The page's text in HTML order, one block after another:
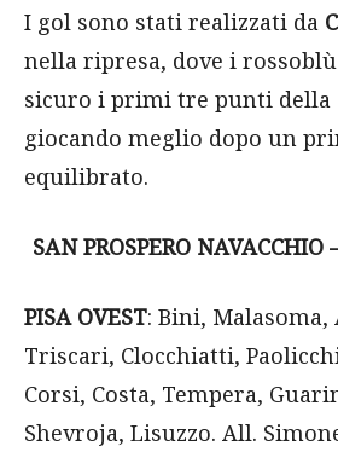
I gol sono stati realizzati da
nella ripresa, dove i
sicuro i primi tre punti della
giocando meglio dopo un
equilibrato.
SAN PROSPERO NAVACCHIO
PISA OVEST: Bini,
Triscari, Clocchiatti,
Corsi, Costa, Tempera,
Shevroja, Lisuzzo. All.